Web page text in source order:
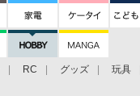
RC グッズ 玩具